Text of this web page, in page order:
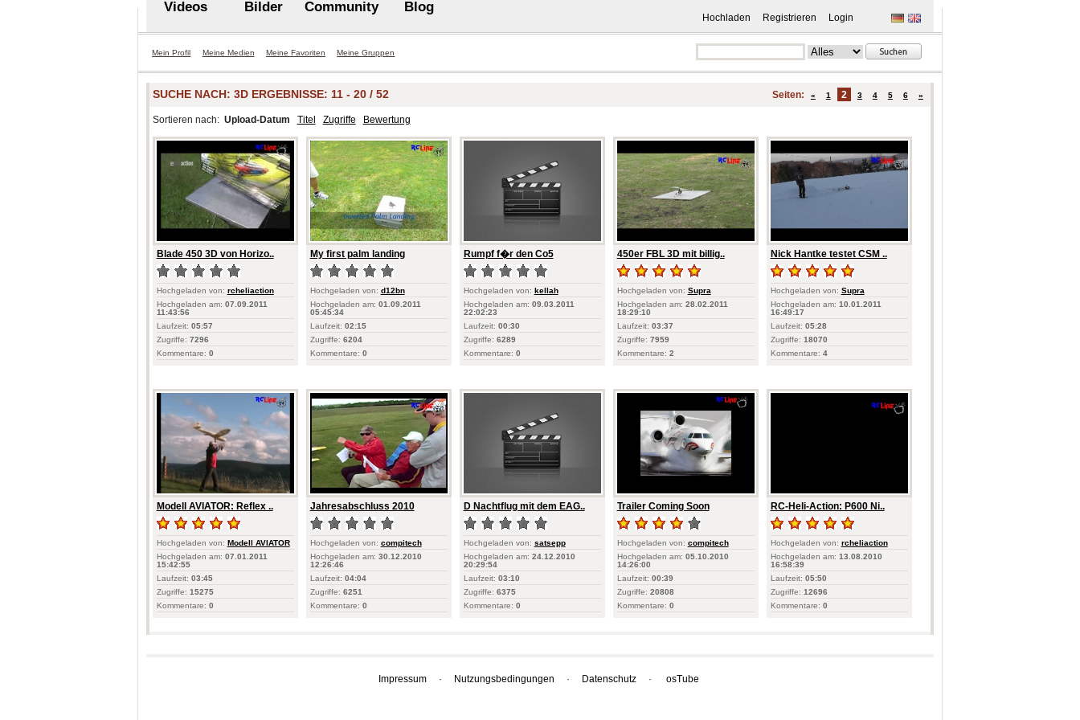
Hochladen Registrieren Login
Videos Bilder Community Blog
Mein Profil Meine Medien Meine Favoriten Meine Gruppen
Seiten: « 1 2 3 4 5 6 »
SUCHE NACH:3D ERGEBNISSE: 11 - 20 / 52
Sortieren nach: Upload-Datum Titel Zugriffe Bewertung
Blade 450 3D von Horizo..
Hochgeladen von: rcheliaction
Hochgeladen am: 07.09.2011
11:43:56
Laufzeit: 05:57
Zugriffe: 7296
Kommentare: 0
My first palm landing
Hochgeladen von: d12bn
Hochgeladen am: 01.09.2011
05:45:34
Laufzeit: 02:15
Zugriffe: 6204
Kommentare: 0
Rumpf f�r den Co5
Hochgeladen von: kellah
Hochgeladen am: 09.03.2011
22:02:23
Laufzeit: 00:30
Zugriffe: 6289
Kommentare: 0
450er FBL 3D mit billig..
Hochgeladen von: Supra
Hochgeladen am: 28.02.2011
18:29:10
Laufzeit: 03:37
Zugriffe: 7959
Kommentare: 2
Nick Hantke testet CSM ..
Hochgeladen von: Supra
Hochgeladen am: 10.01.2011
16:49:17
Laufzeit: 05:28
Zugriffe: 18070
Kommentare: 4
Modell AVIATOR: Reflex ..
Hochgeladen von: Modell AVIATOR
Hochgeladen am: 07.01.2011
15:42:55
Laufzeit: 03:45
Zugriffe: 15275
Kommentare: 0
Jahresabschluss 2010
Hochgeladen von: compitech
Hochgeladen am: 30.12.2010
12:26:46
Laufzeit: 04:04
Zugriffe: 6251
Kommentare: 0
D Nachtflug mit dem EAG..
Hochgeladen von: satsepp
Hochgeladen am: 24.12.2010
20:29:54
Laufzeit: 03:10
Zugriffe: 6375
Kommentare: 0
Trailer Coming Soon
Hochgeladen von: compitech
Hochgeladen am: 05.10.2010
14:26:00
Laufzeit: 00:39
Zugriffe: 20808
Kommentare: 0
RC-Heli-Action: P600 Ni..
Hochgeladen von: rcheliaction
Hochgeladen am: 13.08.2010
16:58:39
Laufzeit: 05:50
Zugriffe: 12696
Kommentare: 0
Impressum · Nutzungsbedingungen · Datenschutz · osTube